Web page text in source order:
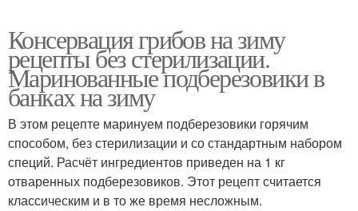
Консервация грибов на зиму
рецепты без стерилизации.
Маринованные подберезовики в
банках на зиму
В этом рецепте маринуем подберезовики горячим
способом, без стерилизации и со стандартным набором
специй. Расчёт ингредиентов приведен на 1 кг
отваренных подберезовиков. Этот рецепт считается
классическим и в то же время несложным.